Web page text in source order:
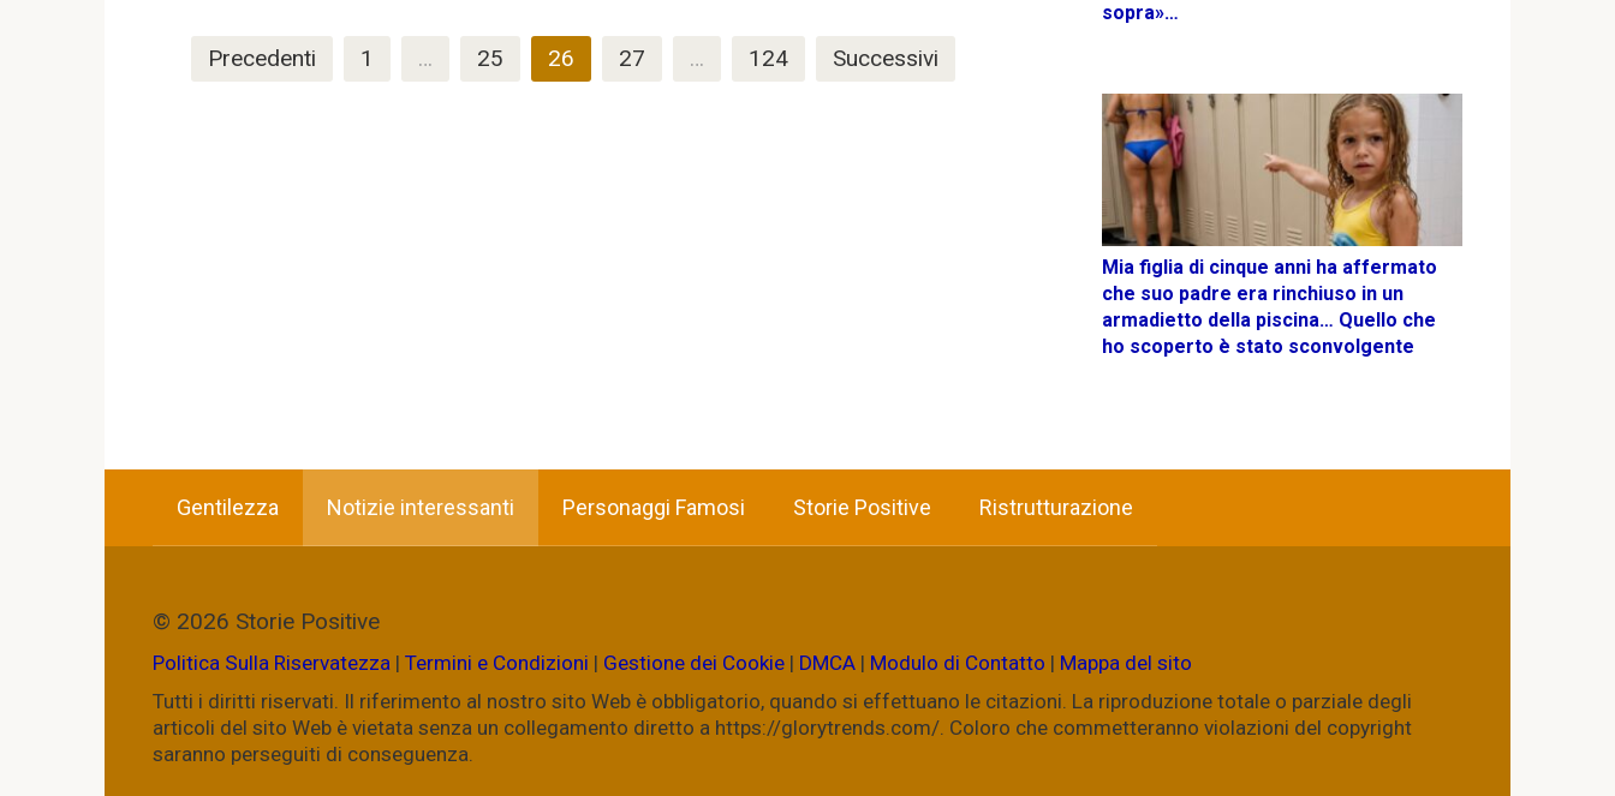
Paginazione
degli
Precedenti 1 … 25 26 27 … 124 Successivi
sopra»…
Mia figlia di cinque anni ha affermato
che suo padre era rinchiuso in un
armadietto della piscina… Quello che
ho scoperto è stato sconvolgente
Gentilezza Notizie interessanti Personaggi Famosi Storie Positive Ristrutturazione
© 2026 Storie Positive
Politica Sulla Riservatezza | Termini e Condizioni | Gestione dei Cookie | DMCA | Modulo di Contatto | Mappa del sito
Tutti i diritti riservati. Il riferimento al nostro sito Web è obbligatorio, quando si effettuano le citazioni. La riproduzione totale o parziale degli
articoli del sito Web è vietata senza un collegamento diretto a https://glorytrends.com/. Coloro che commetteranno violazioni del copyright
saranno perseguiti di conseguenza.